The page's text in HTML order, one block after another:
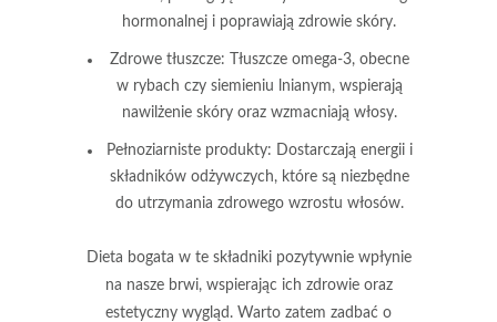
hormonalnej i poprawiają zdrowie skóry.
Zdrowe tłuszcze: Tłuszcze omega-3, obecne
w rybach czy siemieniu lnianym, wspierają
nawilżenie skóry oraz wzmacniają włosy.
Pełnoziarniste produkty: Dostarczają energii i
składników odżywczych, które są niezbędne
do utrzymania zdrowego wzrostu włosów.
Dieta bogata w te składniki pozytywnie wpłynie
na nasze brwi, wspierając ich zdrowie oraz
estetyczny wygląd. Warto zatem zadbać o